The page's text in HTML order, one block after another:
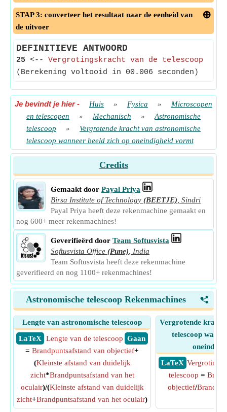
STAP 3: converteer het resultaat naar de eenheid van
de uitvoer
DEFINITIEVE ANTWOORD
25 <-- Vergrotingskracht van de telescoop
(Berekening voltooid in 00.006 seconden)
Je bevindt je hier- Huis » Fysica »
Microscopen
en telescopen
» Mechanisch »
Astronomische
telescoop
»
Vergrotende kracht van astronomische
telescoop wanneer beeld zich op oneindigheid vormt
Credits
Gemaakt door Payal Priya
Birsa Institute of Technology (BEETJE) Sindri
Payal Priya heeft deze rekenmachine gemaakt en
nog 600+ meer rekenmachines!
Geverifieërd door Team Softusvista
Softusvista Office (Pune)
India
Team Softusvista heeft deze rekenmachine
geverifieerd en nog 1100+ rekenmachines!
<
Astronomische telescoop Rekenmachines
Lengte van astronomische telescoop
​ LaTeX
​ Gaan
Lengte van de telescoop
= Brandpuntsafstand van objectief+
(Kleinste afstand van duidelijk
zicht*Brandpuntsafstand van het
oculair)/(Kleinste afstand van duidelijk
zicht+Brandpuntsafstand van het oculair)
Vergrotende kracht
telescoop
​ LaTeX
telescoop =
objectief/